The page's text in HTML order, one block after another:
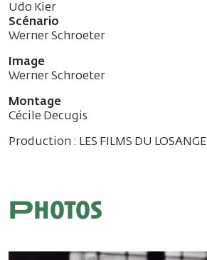
Udo Kier
Scénario
Werner Schroeter
Image
Werner Schroeter
Montage
Cécile Decugis
Production : LES FILMS DU LOSANGE
Photos